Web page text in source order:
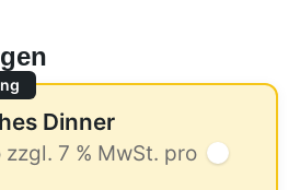
Dinner
7 % MwSt. pro